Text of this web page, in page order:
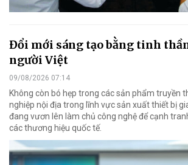
Đổi mới sáng tạo bằng tinh
người Việt
09/08/2026 07:14
Không còn bó hẹp trong các sản phẩm truyền
nghiệp nội địa trong lĩnh vực sản xuất thiết bị
đang vươn lên làm chủ công nghệ để cạnh
các thương hiệu quốc tế.